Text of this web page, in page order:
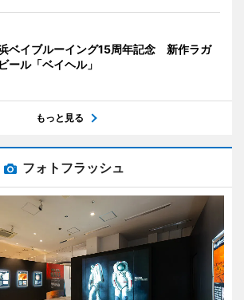
ベイブルーイング15周年記念 新作ラガ
ール「ベイヘル」
もっと見る
フォトフラッシュ